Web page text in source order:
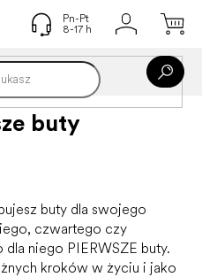
buty
buty dla swojego
czwartego czy
niego PIERWSZE buty.
kroków w życiu i jako